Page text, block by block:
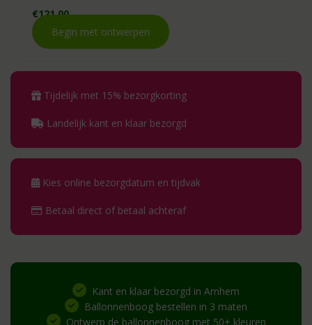
€121.00
Begin met ontwerpen
Tijdelijk met 15% bezorgkorting
Landelijk kant en klaar bezorgd
Kies online bezorgdatum en tijdvak
Betaal direct of betaal achteraf
Kant en klaar bezorgd in Arnhem
Ballonnenboog bestellen in 3 maten
Ontwerp de ballonnenboog met 50+ kleuren